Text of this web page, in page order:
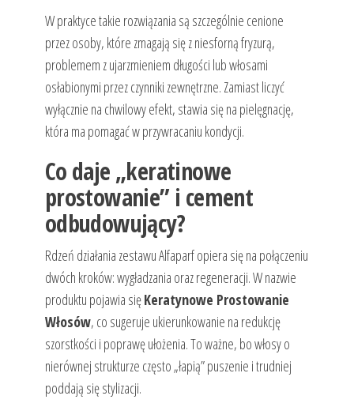
W praktyce takie rozwiązania są szczególnie cenione
przez osoby, które zmagają się z niesforną fryzurą,
problemem z ujarzmieniem długości lub włosami
osłabionymi przez czynniki zewnętrzne. Zamiast liczyć
wyłącznie na chwilowy efekt, stawia się na pielęgnację,
która ma pomagać w przywracaniu kondycji.
Co daje „keratinowe
prostowanie” i cement
odbudowujący?
Rdzeń działania zestawu Alfaparf opiera się na połączeniu
dwóch kroków: wygładzania oraz regeneracji. W nazwie
produktu pojawia sięKeratynowe Prostowanie
Włosów, co sugeruje ukierunkowanie na redukcję
szorstkości i poprawę ułożenia. To ważne, bo włosy o
nierównej strukturze często „łapią” puszenie i trudniej
poddają się stylizacji.